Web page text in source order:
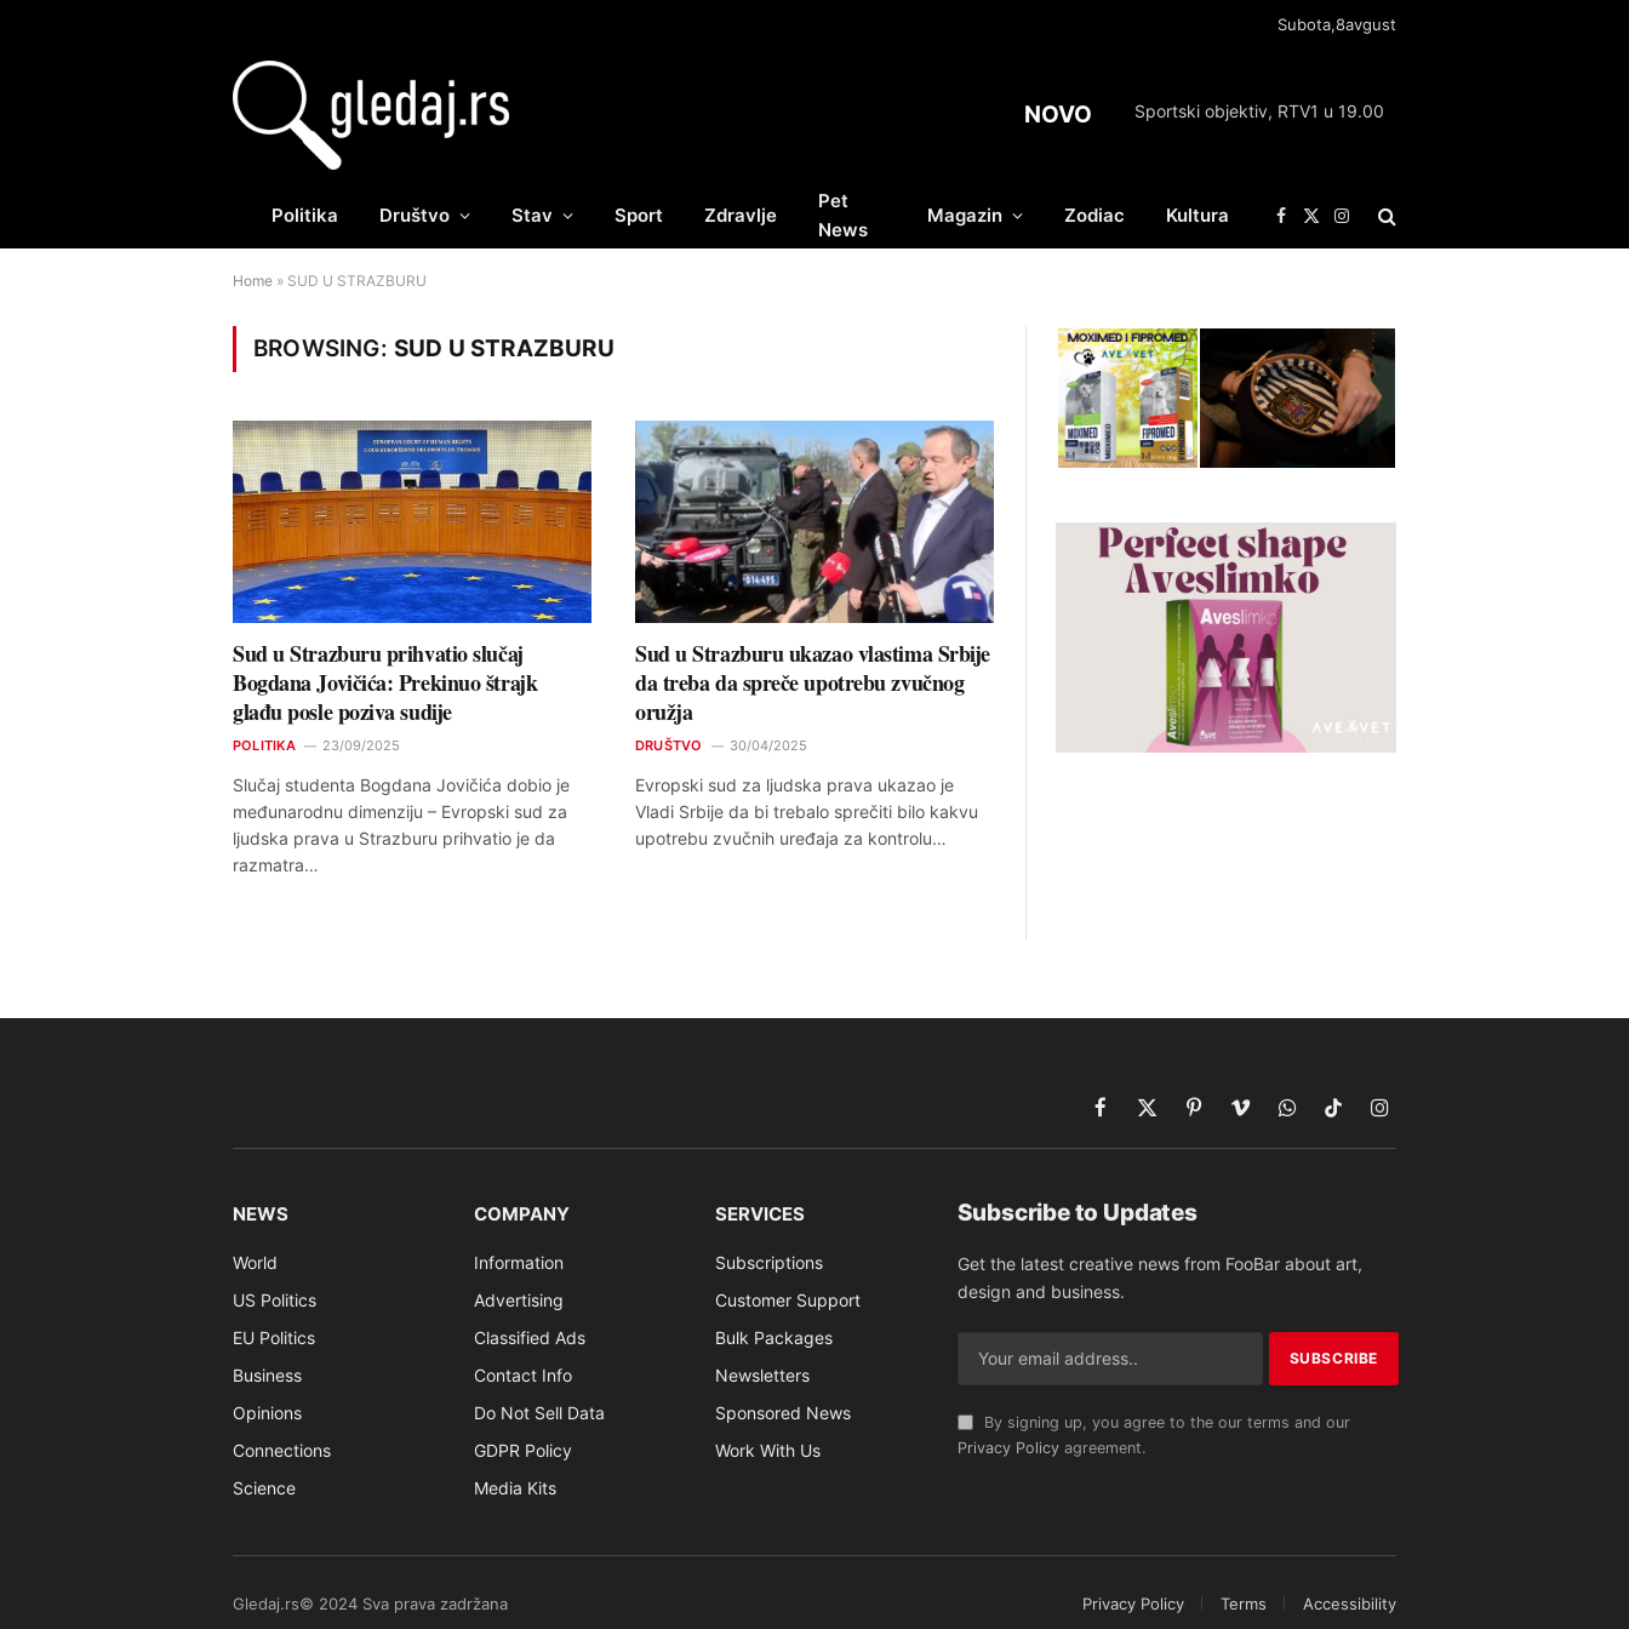
Subota,8avgust
NOVO Sportski objektiv, RTV1 u 19.00
Politika Društvo Stav Sport Zdravlje
Pet
News
Magazin Zodiac Kultura Facebook
X
(Twitter)
Instagram
Home » SUD U STRAZBURU
BROWSING: SUD U STRAZBURU
Sud u Strazburu prihvatio slučaj
Bogdana Jovičića: Prekinuo štrajk
glađu posle poziva sudije
POLITIKA 23/09/2025
Slučaj studenta Bogdana Jovičića dobio je
međunarodnu dimenziju – Evropski sud za
ljudska prava u Strazburu prihvatio je da
razmatra…
Sud u Strazburu ukazao vlastima Srbije
da treba da spreče upotrebu zvučnog
oružja
DRUŠTVO 30/04/2025
Evropski sud za ljudska prava ukazao je
Vladi Srbije da bi trebalo sprečiti bilo kakvu
upotrebu zvučnih uređaja za kontrolu…
Facebook
X
(Twitter)
PinterestVimeoWhatsAppTikTokInstagram
NEWS
World
US Politics
EU Politics
Business
Opinions
Connections
Science
COMPANY
Information
Advertising
Classified Ads
Contact Info
Do Not Sell Data
GDPR Policy
Media Kits
SERVICES
Subscriptions
Customer Support
Bulk Packages
Newsletters
Sponsored News
Work With Us
Subscribe to Updates
Get the latest creative news from FooBar about art,
design and business.
By signing up, you agree to the our terms and our
Privacy Policyagreement.
Gledaj.rs© 2024 Sva prava zadržana Privacy Policy Terms Accessibility